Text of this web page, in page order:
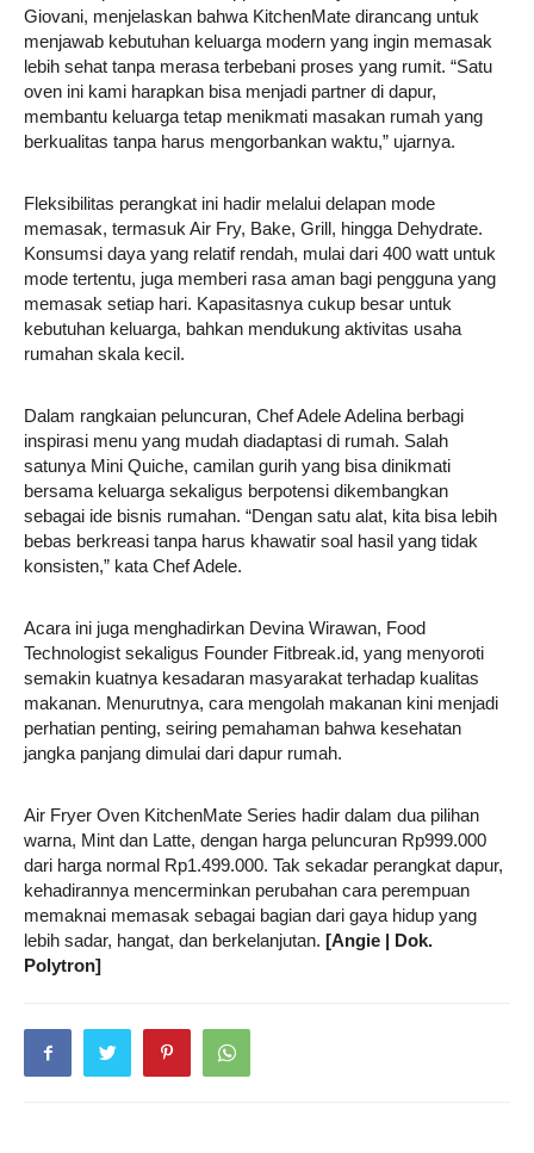
Giovani, menjelaskan bahwa KitchenMate dirancang untuk
menjawab kebutuhan keluarga modern yang ingin memasak
lebih sehat tanpa merasa terbebani proses yang rumit. “Satu
oven ini kami harapkan bisa menjadi partner di dapur,
membantu keluarga tetap menikmati masakan rumah yang
berkualitas tanpa harus mengorbankan waktu,” ujarnya.
Fleksibilitas perangkat ini hadir melalui delapan mode
memasak, termasuk Air Fry, Bake, Grill, hingga Dehydrate.
Konsumsi daya yang relatif rendah, mulai dari 400 watt untuk
mode tertentu, juga memberi rasa aman bagi pengguna yang
memasak setiap hari. Kapasitasnya cukup besar untuk
kebutuhan keluarga, bahkan mendukung aktivitas usaha
rumahan skala kecil.
Dalam rangkaian peluncuran, Chef Adele Adelina berbagi
inspirasi menu yang mudah diadaptasi di rumah. Salah
satunya Mini Quiche, camilan gurih yang bisa dinikmati
bersama keluarga sekaligus berpotensi dikembangkan
sebagai ide bisnis rumahan. “Dengan satu alat, kita bisa lebih
bebas berkreasi tanpa harus khawatir soal hasil yang tidak
konsisten,” kata Chef Adele.
Acara ini juga menghadirkan Devina Wirawan, Food
Technologist sekaligus Founder Fitbreak.id, yang menyoroti
semakin kuatnya kesadaran masyarakat terhadap kualitas
makanan. Menurutnya, cara mengolah makanan kini menjadi
perhatian penting, seiring pemahaman bahwa kesehatan
jangka panjang dimulai dari dapur rumah.
Air Fryer Oven KitchenMate Series hadir dalam dua pilihan
warna, Mint dan Latte, dengan harga peluncuran Rp999.000
dari harga normal Rp1.499.000. Tak sekadar perangkat dapur,
kehadirannya mencerminkan perubahan cara perempuan
memaknai memasak sebagai bagian dari gaya hidup yang
lebih sadar, hangat, dan berkelanjutan. [Angie | Dok.
Polytron]